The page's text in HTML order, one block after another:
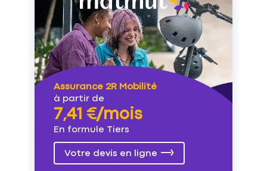
Assurance 2R Mobilité
à partir de
7,41 €/mois
En formule Tiers
Votre devis en ligne